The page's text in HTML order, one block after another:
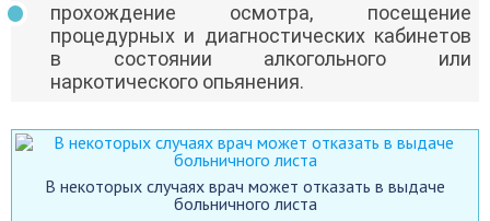
прохождение осмотра, посещение
процедурных и диагностических кабинетов
в состоянии алкогольного или
наркотического опьянения.
В некоторых случаях врач может отказать в выдаче
больничного листа